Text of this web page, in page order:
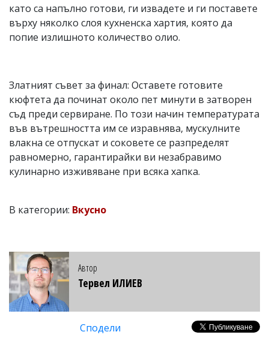
като са напълно готови, ги извадете и ги поставете
върху няколко слоя кухненска хартия, която да
попие излишното количество олио.
Златният съвет за финал: Оставете готовите
кюфтета да починат около пет минути в затворен
съд преди сервиране. По този начин температурата
във вътрешността им се изравнява, мускулните
влакна се отпускат и соковете се разпределят
равномерно, гарантирайки ви незабравимо
кулинарно изживяване при всяка хапка.
В категории: Вкусно
Автор
Тервел ИЛИЕВ
Сподели